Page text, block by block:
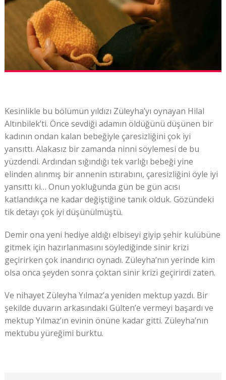
Kesinlikle bu bölümün yıldızı Züleyha’yı oynayan Hilal
Altınbilek’ti. Önce sevdiği adamın öldüğünü düşünen bir
kadının ondan kalan bebeğiyle çaresizliğini çok iyi
yansıttı. Alakasız bir zamanda ninni söylemesi de bu
yüzdendi. Ardından sığındığı tek varlığı bebeği yine
elinden alınmış bir annenin ıstırabını, çaresizliğini öyle iyi
yansıttı ki… Onun yokluğunda gün be gün acısı
katlandıkça ne kadar değiştiğine tanık olduk. Gözündeki
tik detayı çok iyi düşünülmüştü.
Demir ona yeni hediye aldığı elbiseyi giyip şehir kulübüne
gitmek için hazırlanmasını söylediğinde sinir krizi
geçirirken çok inandırıcı oynadı. Züleyha’nın yerinde kim
olsa onca şeyden sonra çoktan sinir krizi geçirirdi zaten.
Ve nihayet Züleyha Yılmaz’a yeniden mektup yazdı. Bir
şekilde duvarın arkasındaki Gülten’e vermeyi başardı ve
mektup Yılmaz’ın evinin önüne kadar gitti. Züleyha’nın
mektubu yüreğimi burktu.